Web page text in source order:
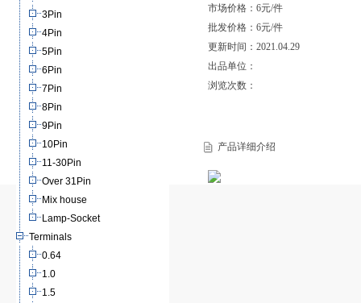
3Pin
4Pin
5Pin
6Pin
7Pin
8Pin
9Pin
10Pin
11-30Pin
Over 31Pin
Mix house
Lamp-Socket
Terminals
0.64
1.0
1.5
市场价格：6元/件
批发价格：6元/件
更新时间：2021.04.29
出品单位：
浏览次数：
产品详细介绍